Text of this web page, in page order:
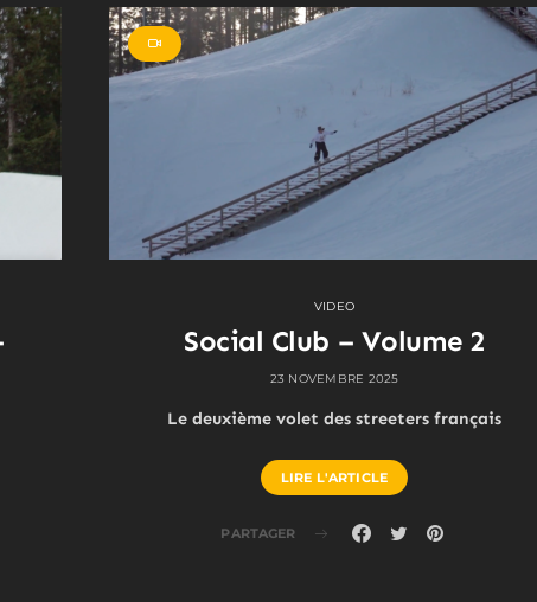
VIDEO
Social Club – Volume 2
23 NOVEMBRE 2025
Le deuxième volet des streeters français
LIRE L'ARTICLE
PARTAGER